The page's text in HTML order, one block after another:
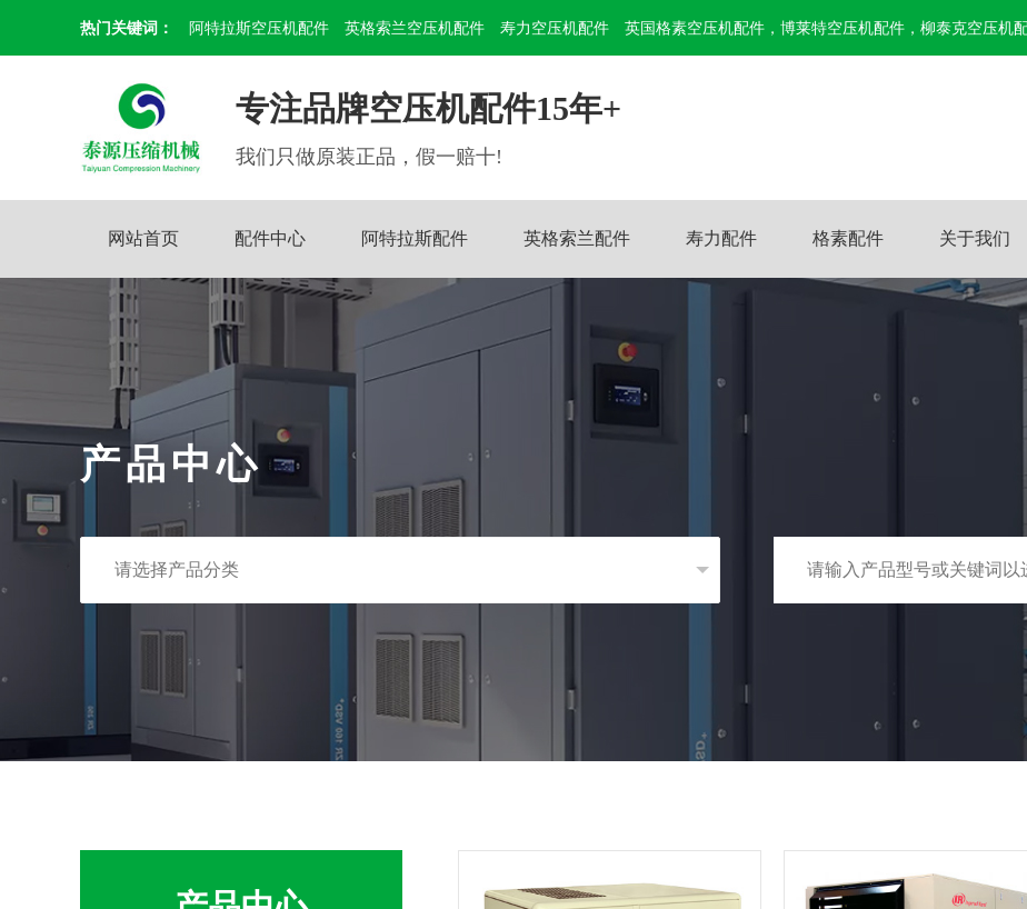
热门关键词： 阿特拉斯空压机配件 英格索兰空压机配件 寿力空压机配件 英国格素空压机配件，博莱特空压机配件，柳泰克空压机
专注品牌空压机配件15年+
我们只做原装正品，假一赔十!
网站首页 配件中心 阿特拉斯配件 英格索兰配件 寿力配件 格素配件 关于我们
产品中心